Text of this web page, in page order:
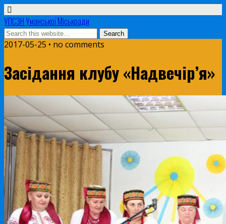
УПСЗН Уманської Міськради
2017-05-25 • no comments
Засідання клубу «Надвечір’я»